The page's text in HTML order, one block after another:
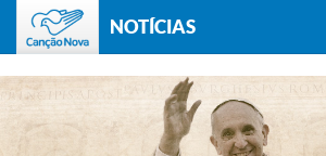
NOTÍCIAS